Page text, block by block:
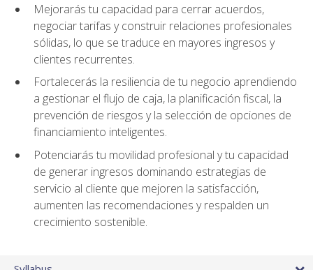
Mejorarás tu capacidad para cerrar acuerdos,
negociar tarifas y construir relaciones profesionales
sólidas, lo que se traduce en mayores ingresos y
clientes recurrentes.
Fortalecerás la resiliencia de tu negocio aprendiendo
a gestionar el flujo de caja, la planificación fiscal, la
prevención de riesgos y la selección de opciones de
financiamiento inteligentes.
Potenciarás tu movilidad profesional y tu capacidad
de generar ingresos dominando estrategias de
servicio al cliente que mejoren la satisfacción,
aumenten las recomendaciones y respalden un
crecimiento sostenible.